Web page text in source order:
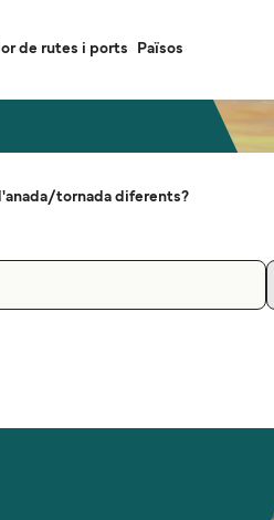
de rutes i ports Països
tornada diferents?